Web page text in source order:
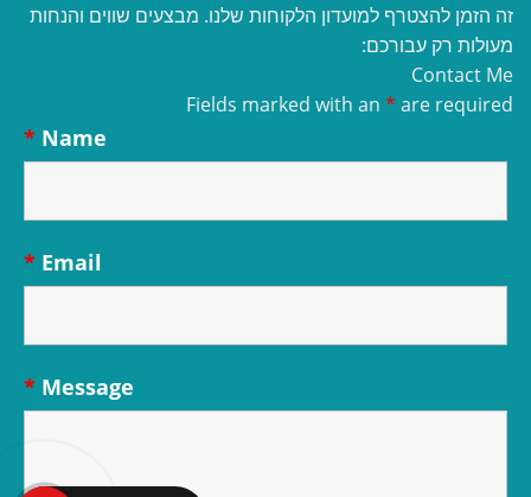
זה הזמן להצטרף למועדון הלקוחות שלנו. מבצעים שווים והנחות
מעולות רק עבורכם:
Contact Me
Fields marked with an * are required
Name
*
Email
*
Message
*